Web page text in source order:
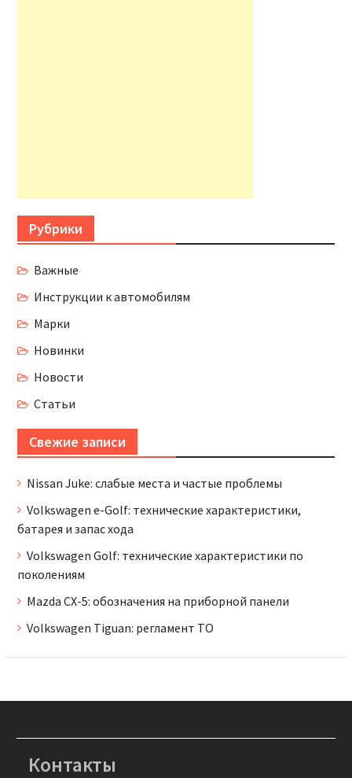
Рубрики
Важные
Инструкции к автомобилям
Марки
Новинки
Новости
Статьи
Свежие записи
Nissan Juke: слабые места и частые проблемы
Volkswagen e-Golf: технические характеристики,
батарея и запас хода
Volkswagen Golf: технические характеристики по
поколениям
Mazda CX-5: обозначения на приборной панели
Volkswagen Tiguan: регламент ТО
Контакты